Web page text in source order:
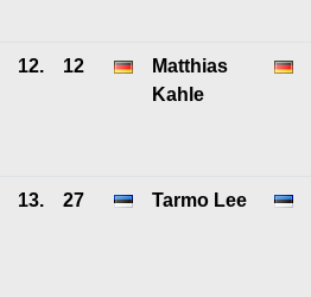
12. 12
Matthias
Kahle
13. 27 Tarmo Lee